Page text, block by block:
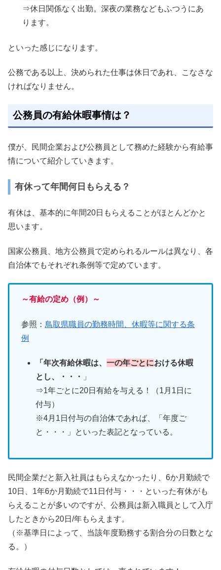
⇒休日関係なく出勤。深夜の業務などもふつうにあ
ります。
といった感じになります。
公務である以上、決められた仕事は休日であれ、こなさな
ければなりません。
公務員の有給休暇事情は？
僕が、民間企業および公務員として務めた経験から有給事
情について紹介していきます。
有休って年間何日もらえる？
有休は、基本的に年間20日もらえることがほとんどかと
思います。
国家公務員、地方公務員で定められるルールは異なり、各
自治体でもそれぞれ条例等で定めています。
～有給の定め（例）～
参照： 鳥取県職員の勤務時間、休暇等に関する条
例
「年次有給休暇は、一の年ごとにおける休暇
とし、・・・
」
⇒1年ごとに20日有給を与える！（1月1日に
付与）
※4月1日付与の自治体であれば、「年度ご
と・・・」といった表記となっている。
民間企業だと新入社員はもらえなかったり、6か月勤続で
10日、1年6か月勤続で11日付与・・・といった有休がも
らえることが多いのですが、公務員は新入職員として入庁
したときから20日/年もらえます。
（※基準日によって、当該年度勤務する割合分の日数とな
る。）